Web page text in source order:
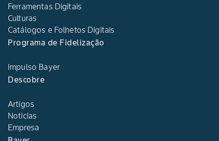
Ferramentas Digitais
Culturas
Catálogos e Folhetos Digitais
Programa de Fidelização
Impulso Bayer
Descobre
Artigos
Noticias
Empresa